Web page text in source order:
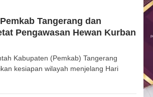
Tangerang dan
Pengawasan Hewan Kurban
Kabupaten (Pemkab) Tangerang
kesiapan wilayah menjelang Hari